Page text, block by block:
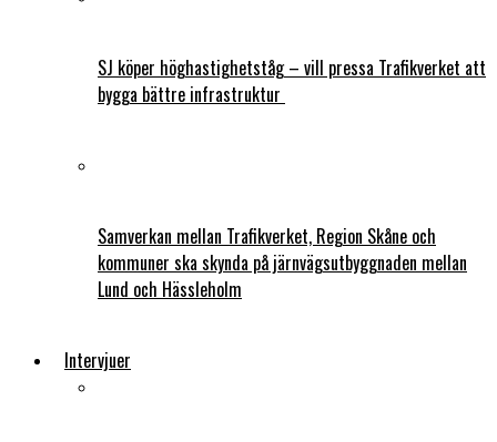
SJ köper höghastighetståg – vill pressa Trafikverket att
bygga bättre infrastruktur
Samverkan mellan Trafikverket, Region Skåne och
kommuner ska skynda på järnvägsutbyggnaden mellan
Lund och Hässleholm
Intervjuer